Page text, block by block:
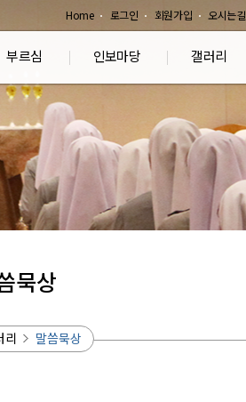
Home 로그인 회원가입 오시는길
부르심 인보마당 갤러리
묵상
리 말씀묵상